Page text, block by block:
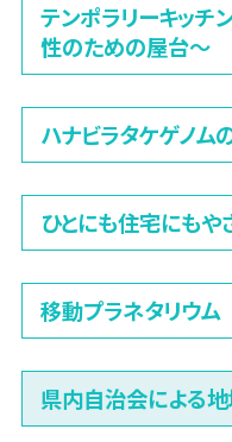
テンポラリーキッ
性のための屋台〜
ハナビラタケゲノム
ひとにも住宅にもや
移動プラネタリウム
県内自治会による